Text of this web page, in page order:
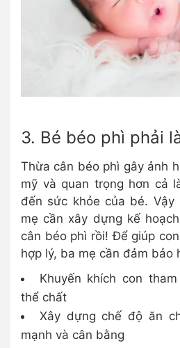
3. Bé béo phì phải
Thừa cân béo phì gây ảnh
mỹ và quan trọng hơn cả
đến sức khỏe của bé.
mẹ cần xây dựng kế
cân béo phì rồi! Để giúp
hợp lý, ba mẹ cần đảm bảo
Khuyến khích con
thể chất
Xây dựng chế độ ăn
mạnh và cân bằng